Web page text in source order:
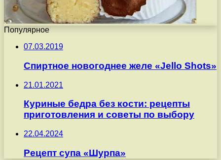
Популярное
07.03.2019
Спиртное новогоднее желе «Jello Shots»
21.01.2021
Куриные бедра без кости: рецепты
приготовления и советы по выбору
22.04.2024
Рецепт супа «Шурпа»